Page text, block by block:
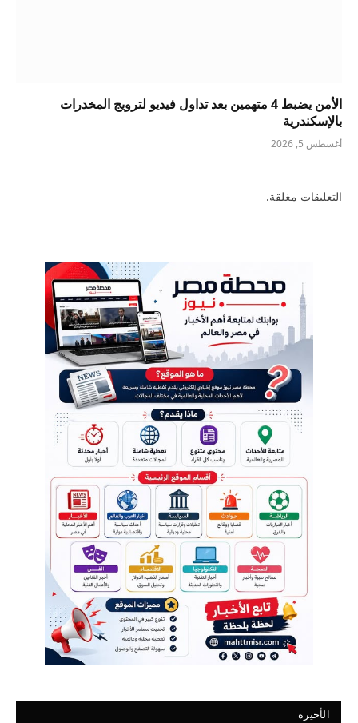
الأمن يضبط 4 متهمين بعد تداول فيديو لترويج المخدرات
بالإسكندرية
أغسطس 5, 2026
التعليقات مغلقة.
الأخيرة